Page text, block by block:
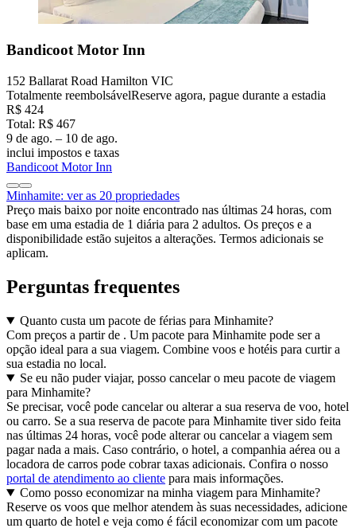
Bandicoot Motor Inn
152 Ballarat Road Hamilton VIC
Totalmente reembolsávelReserve agora, pague durante a estadia
R$ 424
Total: R$ 467
9 de ago. – 10 de ago.
inclui impostos e taxas
Bandicoot Motor Inn
Minhamite: ver as 20 propriedades
Preço mais baixo por noite encontrado nas últimas 24 horas, com
base em uma estadia de 1 diária para 2 adultos. Os preços e a
disponibilidade estão sujeitos a alterações. Termos adicionais se
aplicam.
Perguntas frequentes
Quanto custa um pacote de férias para Minhamite?
Com preços a partir de . Um pacote para Minhamite pode ser a
opção ideal para a sua viagem. Combine voos e hotéis para curtir a
sua estadia no local.
Se eu não puder viajar, posso cancelar o meu pacote de viagem
para Minhamite?
Se precisar, você pode cancelar ou alterar a sua reserva de voo, hotel
ou carro. Se a sua reserva de pacote para Minhamite tiver sido feita
nas últimas 24 horas, você pode alterar ou cancelar a viagem sem
pagar nada a mais. Caso contrário, o hotel, a companhia aérea ou a
locadora de carros pode cobrar taxas adicionais. Confira o nosso
portal de atendimento ao cliente para mais informações.
Como posso economizar na minha viagem para Minhamite?
Reserve os voos que melhor atendem às suas necessidades, adicione
um quarto de hotel e veja como é fácil economizar com um pacote